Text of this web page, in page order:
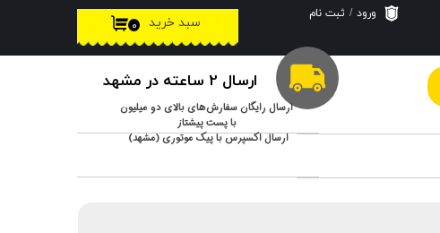
ارسال رایگان سفارش‌های بالای دو میلیون
با پست پیشتاز
ارسال اکسپرس با پیک موتوری (مشهد)
ارسال 2 ساعته در مشهد
۰ سبد خرید
ورود / ثبت نام
تغییر گذر واژه
سفارشات
خروج از حساب